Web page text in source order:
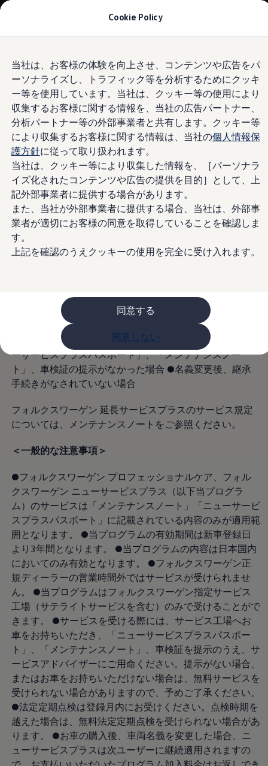
Cookie Policy
当社は、お客様の体験を向上させ、コンテンツや広告をパ
ーソナライズし、トラフィック等を分析するためにクッキ
ー等を使用しています。当社は、クッキー等の使用により
収集するお客様に関する情報を、当社の広告パートナー、
分析パートナー等の外部事業者と共有します。クッキー等
により収集するお客様に関する情報は、当社の個人情報保
護方針に従って取り扱われます。
当社は、クッキー等により収集した情報を、［パーソナラ
イズ化されたコンテンツや広告の提供を目的］として、上
記外部事業者に提供する場合があります。
また、当社が外部事業者に提供する場合、当社は、外部事
業者が適切にお客様の同意を取得していることを確認しま
す。
上記を確認のうえクッキーの使用を完全に受け入れます。
同意する
同意しない
main
content
to
footer
モデル＆見積りシミュレーション
セーフティ マイスター
ID. Buzz
T-Cross
Tiguan
Golf
Golf GTI
Golf R
Golf Variant
Golf R Variant
Passat
ID.4
Polo
Polo GTI
Golf Touran
T-Roc
T-Roc R
フォルクスワーゲンマガジン
キャンペーン/イベント
レビュー動画
オファー
Golf お乗り換えを10万円補助
Tiguan 購入後、5年間の安心サポートが無償
Golf Variant お乗り換えを10万円補助
Volkswagenアンバサダープログラム
ファイナンシャルサービス
ファイナンシャルサービス
フォルクスワーゲン自動車保険プラス
Volkswagen Card
お支払いシミュレーション
モデル別月々のお支払い例
ライフスタイルに合ったプランをみつける
Match Maker 登録・ログイン
補助金・エコカー優遇制度
ID.4
Golf
Golf Variant
Passat
ID. Buzz
アフターサービス
サービスと純正部品
フォルクスワーゲン純正部品のメリット
点検と車検
修理と点検
エンジンオイルおよびフルード類
ホイールとタイヤ
路上故障に関するサポート
フォルクスワーゲンサービス
アクセサリー
Lifestyle & goods
Car Navigation System
Drive Recorder
お客様情報
リサイクルへの取組み
警告灯とインジケーターランプ
特定整備情報
ユーザーガイド
運転上の注意
自動車リサイクル法
ロイヤリティプログラム
安心プログラム
Information
注意事項
＜適用除外事項＞ 以下の事項について適用が除外されま
す。
●3年目の車検整備費用、または車検取得にかかる諸費用
●「メンテナンスノート」「ニューサービスプラスパスポ
ート」記載の項目・時期以外の点検整備 ●点検の結果必
要となった、調整・補充等の費用 ●取扱説明書、車両本
修、修理、整備作業等 ●レース、ラリー、トライアル等
の通常目的以外での使用、または一般に自動車が走行しな
い場所での走行による摩耗・損耗の補修、修理、整備作業
等 ●サービスを行う際の引取り・納車サービス ●「ニュ
ーサービスプラスパスポート」、「メンテナンスノー
ト」、車検証の提示がなかった場合 ●名義変更後、継承
手続きがなされていない場合
フォルクスワーゲン 延長サービスプラスのサービス規定
については、メンテナンスノートをご参照ください。
＜一般的な注意事項＞
●フォルクスワーゲン プロフェッショナルケア、フォル
クスワーゲン ニューサービスプラス（以下当プログラ
ム）のサービスは「メンテナンスノート」「ニューサービ
スプラスパスポート」に記載されている内容のみが適用範
囲となります。 ●当プログラムの有効期間は新車登録日
より3年間となります。 ●当プログラムの内容は日本国内
においてのみ有効となります。 ●フォルクスワーゲン正
規ディーラーの営業時間外ではサービスが受けられませ
ん。 ●当プログラムはフォルクスワーゲン指定サービス
工場（サテライトサービスを含む）のみで受けることがで
きます。 ●サービスを受ける際には、サービス工場へお
車をお持ちいただき、「ニューサービスプラスパスポー
ト」、「メンテナンスノート」、車検証を提示のうえ、サ
ービスアドバイザーにご用命ください。提示がない場合、
またはお車をお持ちいただけない場合は、無料サービスを
受けられない場合がありますので、予めご了承ください。
●法定定期点検は登録月内にお受けください。点検時期を
越えた場合は、無料法定定期点検を受けられない場合があ
ります。 ●お車の購入後、車両名義を変更した場合、ニ
ューサービスプラスは次ユーザーに継続適用されますの